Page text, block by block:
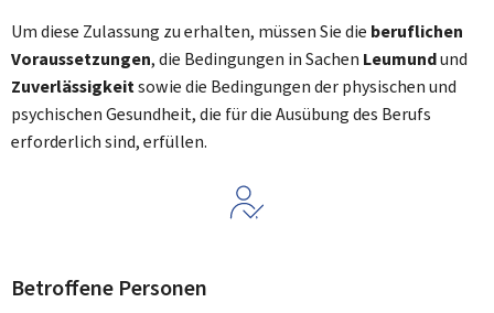
Um diese Zulassung zu erhalten, müssen Sie die beruflichen
Voraussetzungen, die Bedingungen in Sachen Leumundund
Zuverlässigkeitsowie die Bedingungen der physischen und
psychischen Gesundheit, die für die Ausübung des Berufs
erforderlich sind, erfüllen.
Betroffene Personen